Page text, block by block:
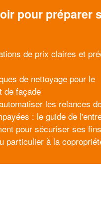
pour préparer
de prix claires et
de nettoyage pour le
de façade
les relances
: le guide de
pour sécuriser ses
particulier à la